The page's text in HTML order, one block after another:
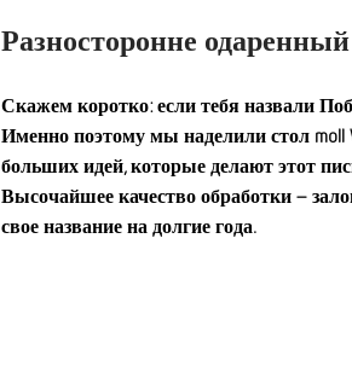
Разносторонне
Скажем коротко: если тебя назвали
Именно поэтому мы наделили стол
больших идей, которые делают этот
Высочайшее качество обработки –
свое название на долгие года.